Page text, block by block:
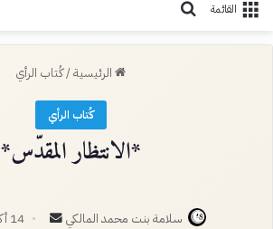
القائمة
الرئيسية/كُتاب الرأي
كُتاب الرأي
*الانتظار المقدّس*
سلامة بنت محمد المالكي
أرسل 14 أكتوبر، 2025